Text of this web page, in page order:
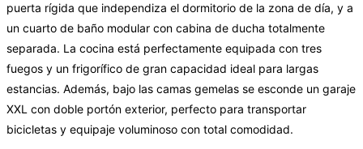
puerta rígida que independiza el dormitorio de la zona de día, y a
un cuarto de baño modular con cabina de ducha totalmente
separada. La cocina está perfectamente equipada con tres
fuegos y un frigorífico de gran capacidad ideal para largas
estancias. Además, bajo las camas gemelas se esconde un garaje
XXL con doble portón exterior, perfecto para transportar
bicicletas y equipaje voluminoso con total comodidad.